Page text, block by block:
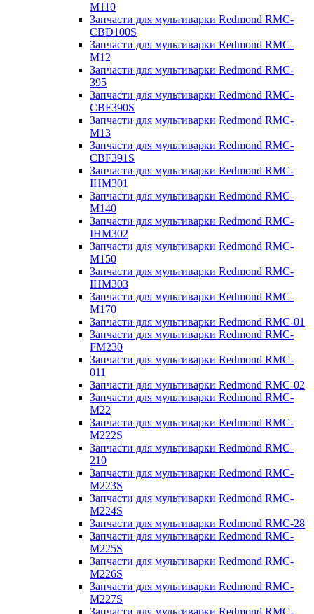
M110
Запчасти для мультиварки Redmond RMC-
CBD100S
Запчасти для мультиварки Redmond RMC-
M12
Запчасти для мультиварки Redmond RMC-
395
Запчасти для мультиварки Redmond RMC-
CBF390S
Запчасти для мультиварки Redmond RMC-
M13
Запчасти для мультиварки Redmond RMC-
CBF391S
Запчасти для мультиварки Redmond RMC-
IHM301
Запчасти для мультиварки Redmond RMC-
M140
Запчасти для мультиварки Redmond RMC-
IHM302
Запчасти для мультиварки Redmond RMC-
M150
Запчасти для мультиварки Redmond RMC-
IHM303
Запчасти для мультиварки Redmond RMC-
M170
Запчасти для мультиварки Redmond RMC-01
Запчасти для мультиварки Redmond RMC-
FM230
Запчасти для мультиварки Redmond RMC-
011
Запчасти для мультиварки Redmond RMC-02
Запчасти для мультиварки Redmond RMC-
M22
Запчасти для мультиварки Redmond RMC-
M222S
Запчасти для мультиварки Redmond RMC-
210
Запчасти для мультиварки Redmond RMC-
M223S
Запчасти для мультиварки Redmond RMC-
M224S
Запчасти для мультиварки Redmond RMC-28
Запчасти для мультиварки Redmond RMC-
M225S
Запчасти для мультиварки Redmond RMC-
M226S
Запчасти для мультиварки Redmond RMC-
M227S
Запчасти для мультиварки Redmond RMC-